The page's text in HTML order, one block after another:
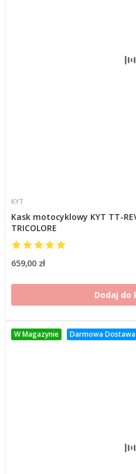
KYT
Kask motocyklowy KYT TT-
TRICOLORE
659,00 zł
Dodaj do
W Magazynie Darmowa Dostawa